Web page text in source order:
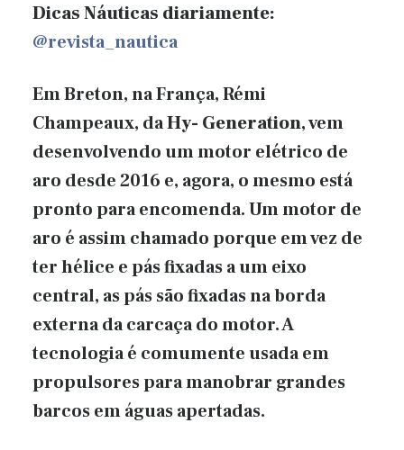
Dicas Náuticas diariamente:
@revista_nautica
Em Breton, na França, Rémi
Champeaux, daHy- Generation, vem
desenvolvendo um motor elétrico de
aro desde 2016 e, agora, o mesmo está
pronto para encomenda. Um motor de
aro é assim chamado porque em vez de
ter hélice e pás fixadas a um eixo
central, as pás são fixadas na borda
externa da carcaça do motor. A
tecnologia é comumente usada em
propulsores para manobrar grandes
barcos em águas apertadas.